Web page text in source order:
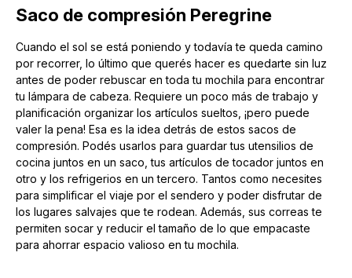
Saco de compresión Peregrine
Cuando el sol se está poniendo y todavía te queda camino
por recorrer, lo último que querés hacer es quedarte sin luz
antes de poder rebuscar en toda tu mochila para encontrar
tu lámpara de cabeza. Requiere un poco más de trabajo y
planificación organizar los artículos sueltos, ¡pero puede
valer la pena! Esa es la idea detrás de estos sacos de
compresión. Podés usarlos para guardar tus utensilios de
cocina juntos en un saco, tus artículos de tocador juntos en
otro y los refrigerios en un tercero. Tantos como necesites
para simplificar el viaje por el sendero y poder disfrutar de
los lugares salvajes que te rodean. Además, sus correas te
permiten socar y reducir el tamaño de lo que empacaste
para ahorrar espacio valioso en tu mochila.